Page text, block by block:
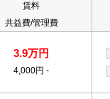
賃料
共益費/管理費
3.9万円
4,000円 -